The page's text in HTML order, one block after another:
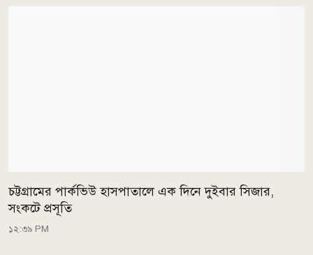
চট্টগ্রামের পার্কভিউ হাসপাতালে এক দিনে দুইবার সিজার,
সংকটে প্রসূতি
১২:৩৯ PM